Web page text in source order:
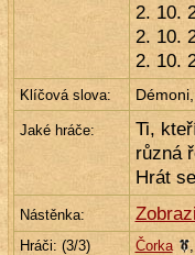
2. 10.
2. 10.
2. 10.
Klíčová slova:
Jaké hráče:
Ti,
různá
Hrát
Nástěnka:
Hráči: (3/3) Čorka